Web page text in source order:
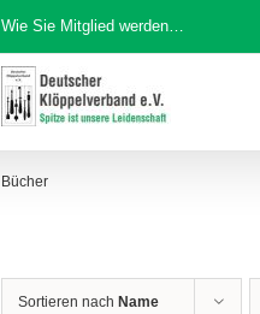
Wie Sie Mitglied werden…
Bücher
Sortieren nach Name